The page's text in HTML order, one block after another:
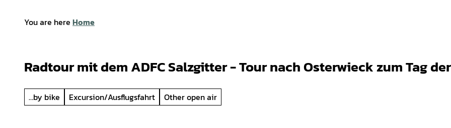
You are here Home
Radtour mit dem ADFC Salzgitter - Tour nach Osterwieck zum Tag
…by bike Excursion/Ausflugsfahrt Other open air